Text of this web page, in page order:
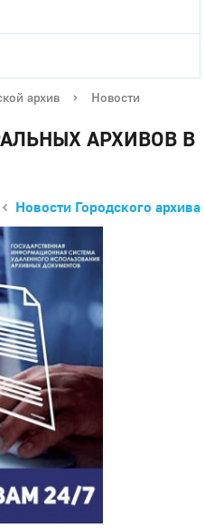
архив › Новости
АРХИВОВ В
Новости Городского архива